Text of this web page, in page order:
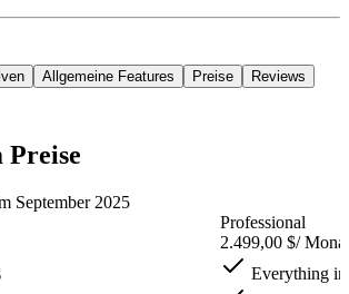
Allgemeine Features Preise Reviews
Preise
September 2025
Professional
2.499,00 $/ Monat
Everything